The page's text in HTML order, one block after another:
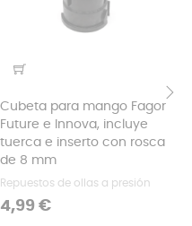
Cubeta para mango Fagor
Future e Innova, incluye
tuerca e inserto con rosca
de 8 mm
Repuestos de ollas a presión
Precio
4,99 €